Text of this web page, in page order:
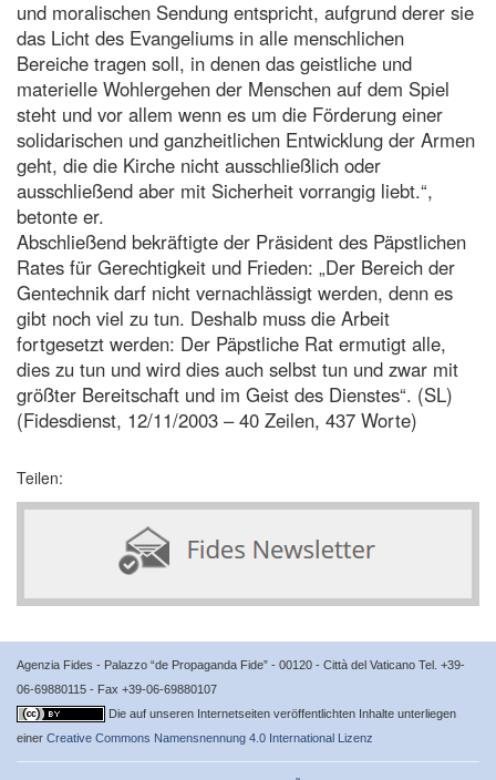
und moralischen Sendung entspricht, aufgrund derer sie
das Licht des Evangeliums in alle menschlichen
Bereiche tragen soll, in denen das geistliche und
materielle Wohlergehen der Menschen auf dem Spiel
steht und vor allem wenn es um die Förderung einer
solidarischen und ganzheitlichen Entwicklung der Armen
geht, die die Kirche nicht ausschließlich oder
ausschließend aber mit Sicherheit vorrangig liebt.“,
betonte er.
Abschließend bekräftigte der Präsident des Päpstlichen
Rates für Gerechtigkeit und Frieden: „Der Bereich der
Gentechnik darf nicht vernachlässigt werden, denn es
gibt noch viel zu tun. Deshalb muss die Arbeit
fortgesetzt werden: Der Päpstliche Rat ermutigt alle,
dies zu tun und wird dies auch selbst tun und zwar mit
größter Bereitschaft und im Geist des Dienstes“. (SL)
(Fidesdienst, 12/11/2003 – 40 Zeilen, 437 Worte)
Teilen:
Agenzia Fides - Palazzo “de Propaganda Fide” - 00120 - Città del Vaticano Tel. +39-
06-69880115 - Fax +39-06-69880107
Die auf unseren Internetseiten veröffentlichten Inhalte unterliegen
einer Creative Commons Namensnennung 4.0 International Lizenz